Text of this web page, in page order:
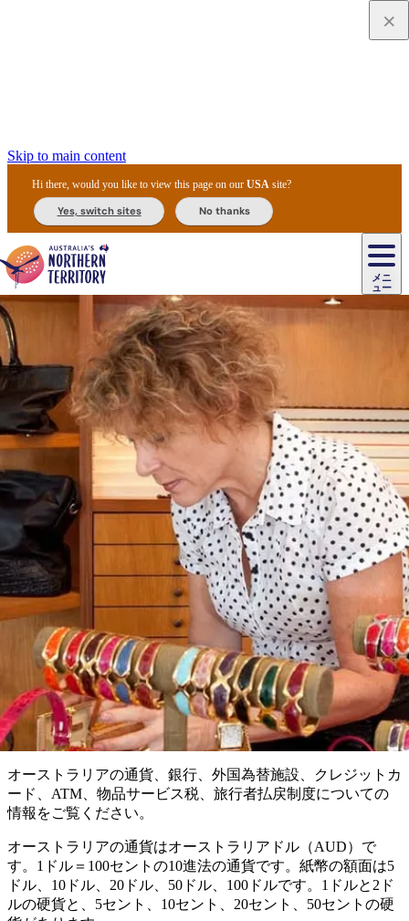
Skip to main content
Hi there, would you like to view this page on ourUSA site?
Yes, switch sites No thanks
メニ
ュー
メ
イ
ン
ナ
ビ
ゲ
ョ
エ
リ
ア
最
も
人
気
が
高
場
所
ア
ウ
ト
バ
ッ
ク
と
ア
ウ
ア
ー
ズ
ロ
ッ
ク
ダ
ー
ウ
ィ
ン
リ
ス
ス
プ
リ
ン
グ
ズ
カ
カ
ド
ゥ
国
立
公
園
チ
フ
ィ
ー
ル
ド
国
立
公
園
ワ
タ
ル
カ
国
立
公
園
テ
ィ
ウ
ィ
諸
ニ
ト
ミ
ル
ク
国
立
公
ル
ル
/
デ
ビ
ル
ズ・
マ
ー
ブ
ル
ズ
区
ジ
ジ
ャ/
ウ
ェ
ス
ト
マ
ク
ド
ネ
ル
国
園
ア
ク
テ
ィ
体
験
行
タ
イ
プ
現
地
で
し
た
い
住
民
文
化
体
験
ド
＆
ド
リ
ン
ク
ィ
バ
ル
と
イ
ベ
ン
ト
ア・
ア
ク
テ
ィ
ビ
テ
ィ
自
然
と
野
生
生
物
歴
史
と
伝
統
釣
ラ
グ
ジ
ュ
ア
リ
ー
な
体
キ
ャ
ン
ピ
ン
グ
&
グ
ラ
ン
グ
旅
ツ
計
画
と
約
実
用
的
な
情
報
計
画
宿
泊
施
設
ド
同
行
ツ
ア
ー
通
機
関
＆
レ
ン
タ
ル
プ
ラ
ン
＆
オ
フ
ァ
ー
お役立ち情報
通貨
オーストラリアの通貨、銀行、外国為替施設、クレジットカ
ード、ATM、物品サービス税、旅行者払戻制度についての
情報をご覧ください。
オーストラリアの通貨はオーストラリアドル（AUD）で
す。1ドル＝100セントの10進法の通貨です。紙幣の額面は5
ドル、10ドル、20ドル、50ドル、100ドルです。1ドルと2ド
ルの硬貨と、5セント、10セント、20セント、50セントの硬